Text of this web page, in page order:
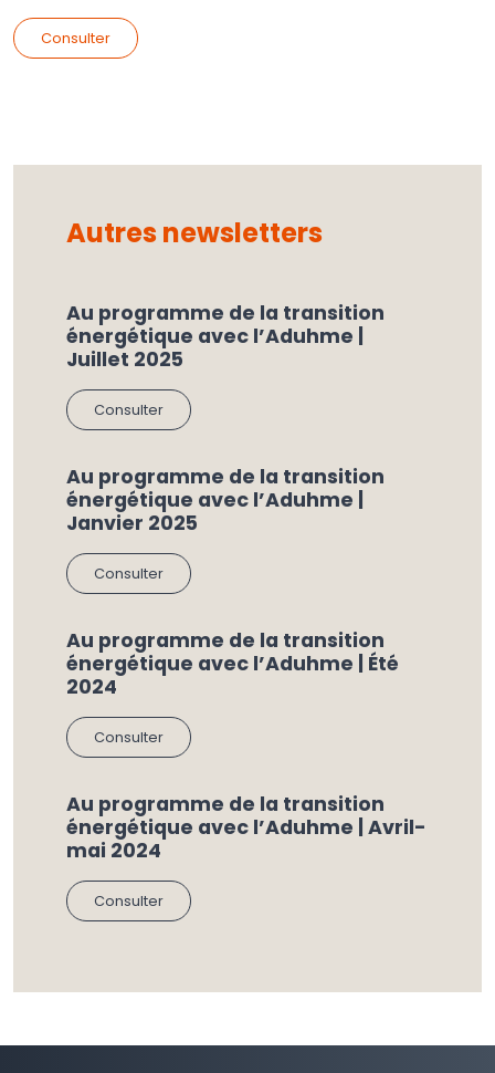
Consulter
Autres newsletters
Au programme de la transition
énergétique avec l’Aduhme |
Juillet 2025
Consulter
Au programme de la transition
énergétique avec l’Aduhme |
Janvier 2025
Consulter
Au programme de la transition
énergétique avec l’Aduhme | Été
2024
Consulter
Au programme de la transition
énergétique avec l’Aduhme | Avril-
mai 2024
Consulter